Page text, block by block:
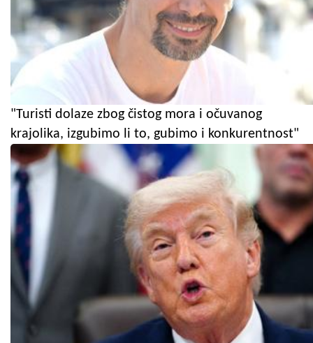
"Turisti dolaze zbog čistog mora i očuvanog
krajolika, izgubimo li to, gubimo i konkurentnost"